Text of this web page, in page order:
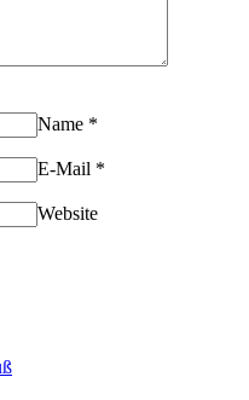
Name *
E-Mail *
Website